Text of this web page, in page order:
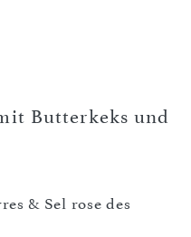
Butterkeks und
& Sel rose des